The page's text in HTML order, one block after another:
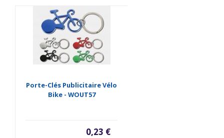
Porte-Clés Publicitaire Vélo
Bike - WOUT57
0,23 €